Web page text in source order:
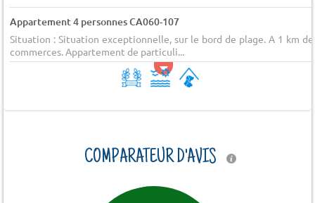
Appartement 4 personnes CA060-107
Situation : Situation exceptionnelle, sur le bord de plage. A 1 km
commerces. Appartement de particuli...
COMPARATEUR D'AVIS